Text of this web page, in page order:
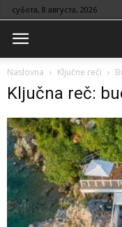
субота, 8 августа, 2026
Naslovna Ključne reči
Ključna reč: